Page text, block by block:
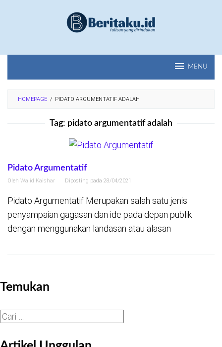
MENU
HOMEPAGE / PIDATO ARGUMENTATIF ADALAH
Tag: pidato argumentatif adalah
Pidato Argumentatif
Oleh Walid Kaishar Diposting pada 28/04/2021
Pidato Argumentatif Merupakan salah satu jenis
penyampaian gagasan dan ide pada depan publik
dengan menggunakan landasan atau alasan
Temukan
Cari